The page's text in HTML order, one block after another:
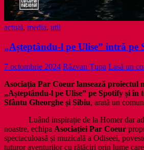
actual, media, util
„Așteptându-l pe Ulise” intră pe
7 octombrie 2024 Răzvan Țupa Lasă un
Asociația Par Coeur lansează proiectul
„Așteptându-l pe Ulise” pe Spotify și în
Sfântu Gheorghe și Sibiu, arată un
Luând inspirație de la Homer dar
noastre, echipa Asociației Par Coeur
spectaculoasă și muzicală a Odiseei,
tuturor aventurilor cu rătăciri prin lume